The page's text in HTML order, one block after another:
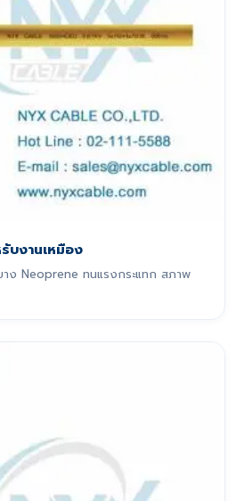
บงานเหมือง
ง Neoprene ทนแรงกระแทก สภาพ